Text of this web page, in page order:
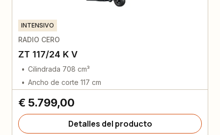
INTENSIVO
RADIO CERO
ZT 117/24 K V
Cilindrada 708 cm³
Ancho de corte 117 cm
€ 5.799,00
Detalles del producto